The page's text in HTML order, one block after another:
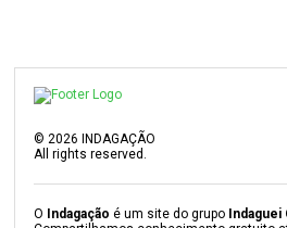
©2026 INDAGAÇÃO
All rights reserved.
O Indagação é um site do grupo